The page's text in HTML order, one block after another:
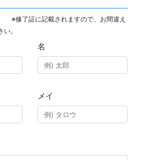
※修了証に記載されますので、お間違え
。
名
メイ